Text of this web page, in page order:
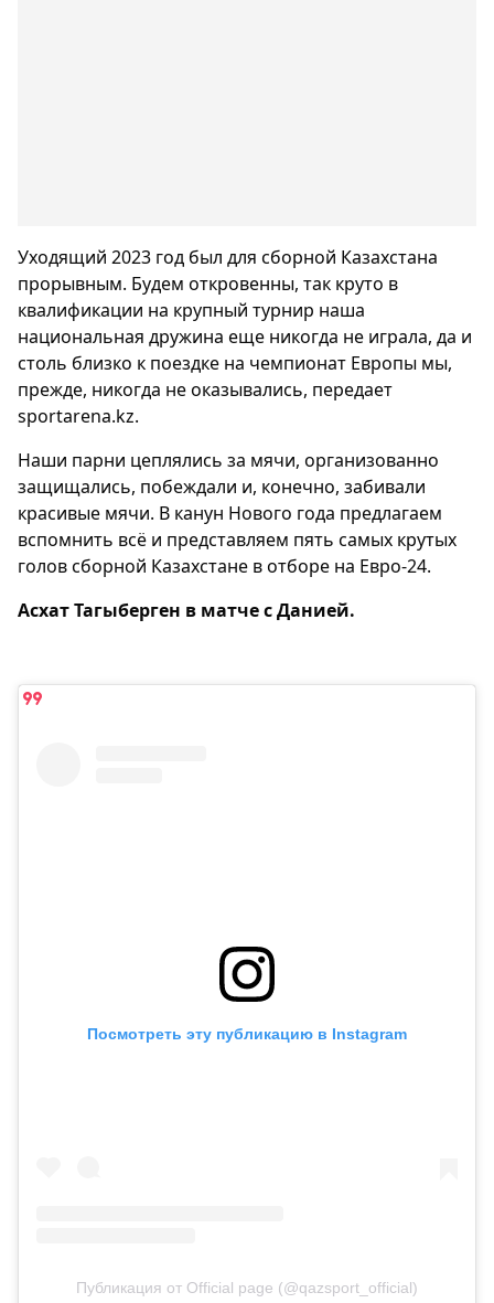
Уходящий 2023 год был для сборной Казахстана
прорывным. Будем откровенны, так круто в
квалификации на крупный турнир наша
национальная дружина еще никогда не играла, да и
столь близко к поездке на чемпионат Европы мы,
прежде, никогда не оказывались, передает
sportarena.kz.
Наши парни цеплялись за мячи, организованно
защищались, побеждали и, конечно, забивали
красивые мячи. В канун Нового года предлагаем
вспомнить всё и представляем пять самых крутых
голов сборной Казахстане в отборе на Евро-24.
Асхат Тагыберген в матче с Данией.
Посмотреть эту публикацию в Instagram
Публикация от Official page (@qazsport_official)